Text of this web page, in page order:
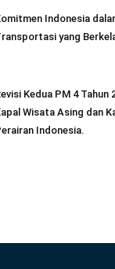
Indonesia
yang
Kedua PM 4
Wisata Asing dan
Indonesia.